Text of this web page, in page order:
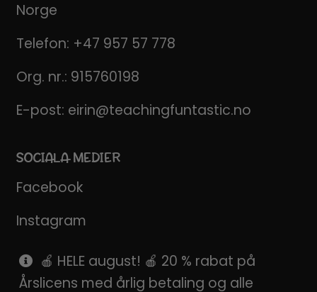
Norge
Telefon: +47 957 57 778
Org. nr.: 915760198
E-post: eirin@teachingfuntastic.no
SOCIALA MEDIER
Facebook
Instagram
Pinterest
SnapChat
🍎 HELE august! 🍎 20 % rabat på
Årslicens med årlig betaling og alle